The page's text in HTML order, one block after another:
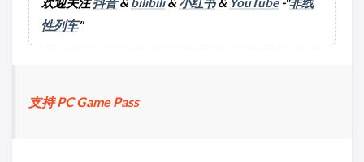
性列车"
支持 PC Game Pass